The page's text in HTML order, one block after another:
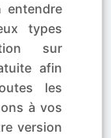
entendre
types
sur
afin
les
à vos
version